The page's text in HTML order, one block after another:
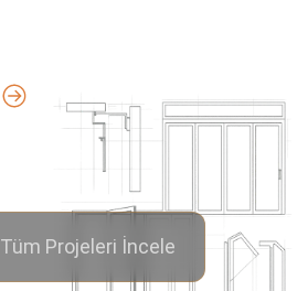
Tüm Projeleri İncele